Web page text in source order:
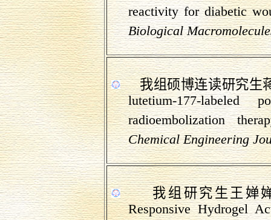
reactivity for diabetic
Biological
我组硕博连读研究生
lutetium-177-labeled
radioembolization
Chemical Engineering
我组研究生王婵
Responsive Hydrogel